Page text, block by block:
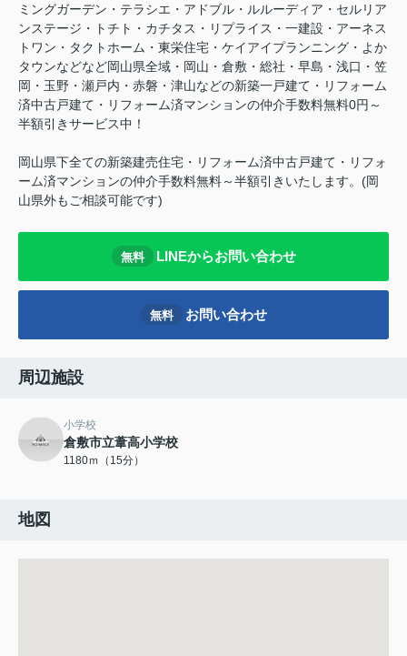
ミングガーデン・テラシエ・アドブル・ルルーディア・セルリア
ンステージ・トチト・カチタス・リプライス・一建設・アーネス
トワン・タクトホーム・東栄住宅・ケイアイプランニング・よか
タウンなどなど岡山県全域・岡山・倉敷・総社・早島・浅口・笠
岡・玉野・瀬戸内・赤磐・津山などの新築一戸建て・リフォーム
済中古戸建て・リフォーム済マンションの仲介手数料無料0円～
半額引きサービス中！
岡山県下全ての新築建売住宅・リフォーム済中古戸建て・リフォ
ーム済マンションの仲介手数料無料～半額引きいたします。(岡
山県外もご相談可能です)
無料 LINEからお問い合わせ
無料 お問い合わせ
周辺施設
小学校
倉敷市立葦高小学校
1180ｍ（15分）
地図